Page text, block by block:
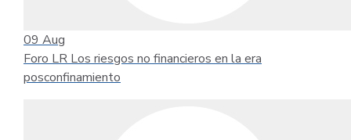
09 Aug
Foro LR Los riesgos no financieros en la era
posconfinamiento